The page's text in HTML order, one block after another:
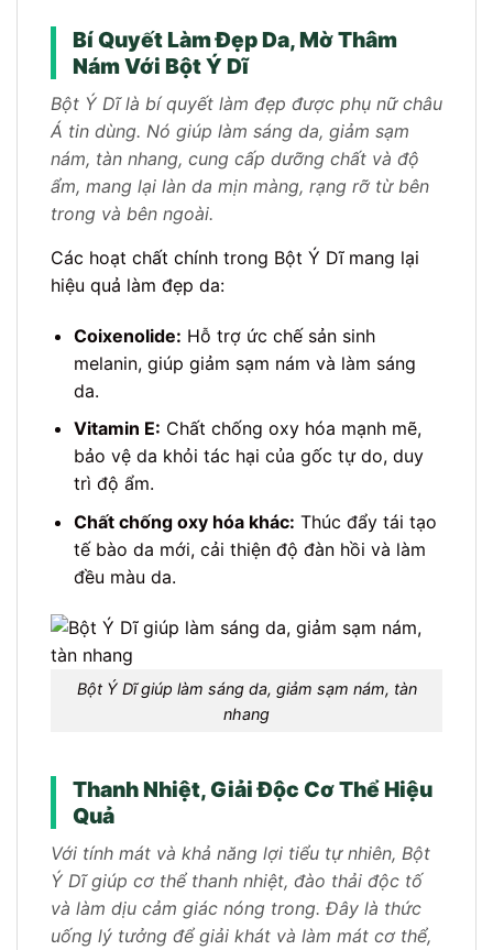
Bí Quyết Làm Đẹp Da, Mờ Thâm
Nám Với Bột Ý Dĩ
Bột Ý Dĩ là bí quyết làm đẹp được phụ nữ châu
Á tin dùng. Nó giúp làm sáng da, giảm sạm
nám, tàn nhang, cung cấp dưỡng chất và độ
ẩm, mang lại làn da mịn màng, rạng rỡ từ bên
trong và bên ngoài.
Các hoạt chất chính trong Bột Ý Dĩ mang lại
hiệu quả làm đẹp da:
Coixenolide: Hỗ trợ ức chế sản sinh
melanin, giúp giảm sạm nám và làm sáng
da.
Vitamin E: Chất chống oxy hóa mạnh mẽ,
bảo vệ da khỏi tác hại của gốc tự do, duy
trì độ ẩm.
Chất chống oxy hóa khác: Thúc đẩy tái tạo
tế bào da mới, cải thiện độ đàn hồi và làm
đều màu da.
Bột Ý Dĩ giúp làm sáng da, giảm sạm nám, tàn
nhang
Thanh Nhiệt, Giải Độc Cơ Thể Hiệu
Quả
Với tính mát và khả năng lợi tiểu tự nhiên, Bột
Ý Dĩ giúp cơ thể thanh nhiệt, đào thải độc tố
và làm dịu cảm giác nóng trong. Đây là thức
uống lý tưởng để giải khát và làm mát cơ thể,